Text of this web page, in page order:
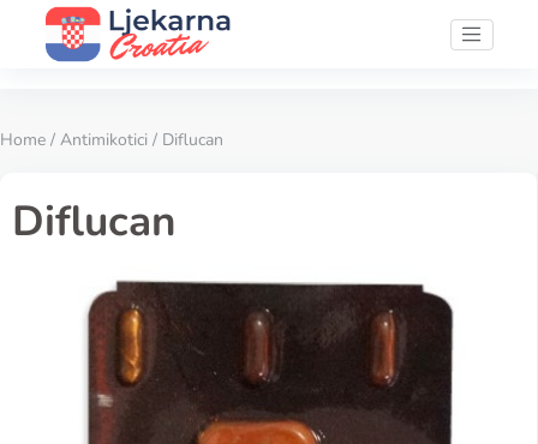
Home / Antimikotici / Diflucan
Diflucan